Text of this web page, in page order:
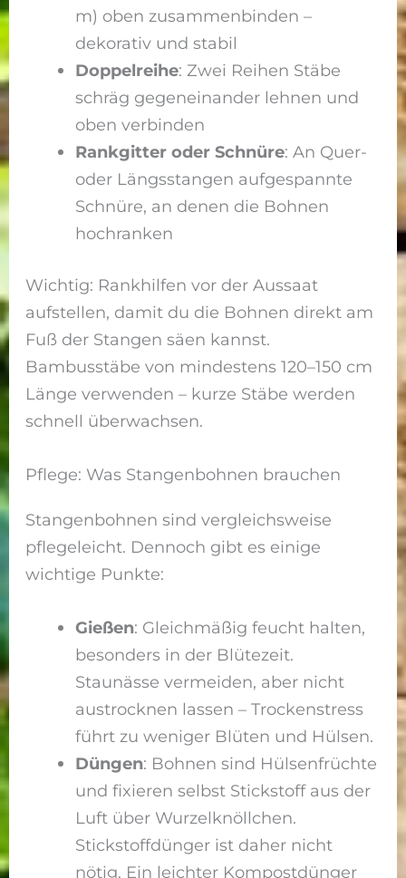
m) oben zusammenbinden –
dekorativ und stabil
Doppelreihe: Zwei Reihen Stäbe
schräg gegeneinander lehnen und
oben verbinden
Rankgitter oder Schnüre: An Quer-
oder Längsstangen aufgespannte
Schnüre, an denen die Bohnen
hochranken
Wichtig: Rankhilfen vor der Aussaat
aufstellen, damit du die Bohnen direkt am
Fuß der Stangen säen kannst.
Bambusstäbe von mindestens 120–150 cm
Länge verwenden – kurze Stäbe werden
schnell überwachsen.
Pflege: Was Stangenbohnen brauchen
Stangenbohnen sind vergleichsweise
pflegeleicht. Dennoch gibt es einige
wichtige Punkte:
Gießen: Gleichmäßig feucht halten,
besonders in der Blütezeit.
Staunässe vermeiden, aber nicht
austrocknen lassen – Trockenstress
führt zu weniger Blüten und Hülsen.
Düngen: Bohnen sind Hülsenfrüchte
und fixieren selbst Stickstoff aus der
Luft über Wurzelknöllchen.
Stickstoffdünger ist daher nicht
nötig. Ein leichter Kompostdünger